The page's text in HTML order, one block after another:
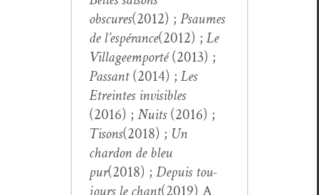
obscures(2012) ; Psaumes
de l’espérance(2012) ; Le
Vil­lageemporté(2013) ;
Pas­sant(2014) ; Les
Etreintes invis­i­bles
(2016) ; Nuits(2016) ;
Tisons(2018) ; Un
chardon de bleu
pur(2018) ; Depuis tou­